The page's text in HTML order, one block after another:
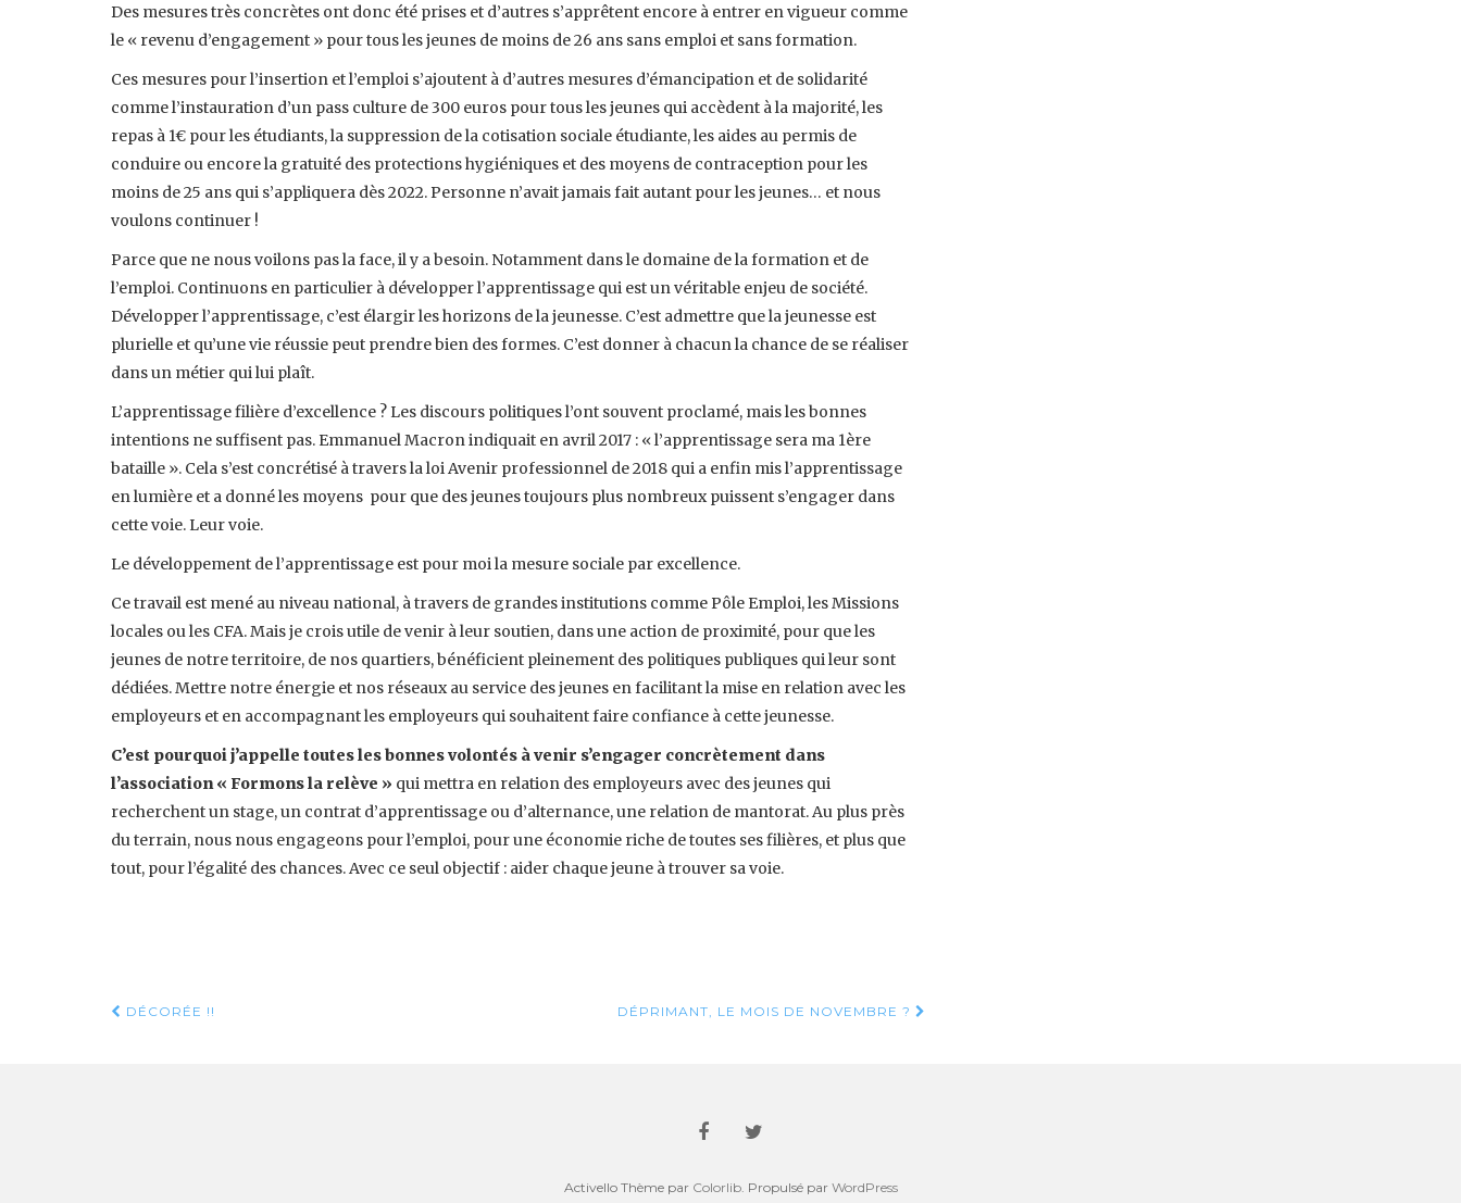
Des mesures très concrètes ont donc été prises et d’autres s’apprêtent encore à entrer en vigueur comme
le « revenu d’engagement » pour tous les jeunes de moins de 26 ans sans emploi et sans formation.
Ces mesures pour l’insertion et l’emploi s’ajoutent à d’autres mesures d’émancipation et de solidarité
comme l’instauration d’un pass culture de 300 euros pour tous les jeunes qui accèdent à la majorité, les
repas à 1€ pour les étudiants, la suppression de la cotisation sociale étudiante, les aides au permis de
conduire ou encore la gratuité des protections hygiéniques et des moyens de contraception pour les
moins de 25 ans qui s’appliquera dès 2022. Personne n’avait jamais fait autant pour les jeunes… et nous
voulons continuer !
Parce que ne nous voilons pas la face, il y a besoin. Notamment dans le domaine de la formation et de
l’emploi. Continuons en particulier à développer l’apprentissage qui est un véritable enjeu de société.
Développer l’apprentissage, c’est élargir les horizons de la jeunesse. C’est admettre que la jeunesse est
plurielle et qu’une vie réussie peut prendre bien des formes. C’est donner à chacun la chance de se réaliser
dans un métier qui lui plaît.
L’apprentissage filière d’excellence ? Les discours politiques l’ont souvent proclamé, mais les bonnes
intentions ne suffisent pas. Emmanuel Macron indiquait en avril 2017 : « l’apprentissage sera ma 1ère
bataille ». Cela s’est concrétisé à travers la loi Avenir professionnel de 2018 qui a enfin mis l’apprentissage
en lumière et a donné les moyens pour que des jeunes toujours plus nombreux puissent s’engager dans
cette voie. Leur voie.
Le développement de l’apprentissage est pour moi la mesure sociale par excellence.
Ce travail est mené au niveau national, à travers de grandes institutions comme Pôle Emploi, les Missions
locales ou les CFA. Mais je crois utile de venir à leur soutien, dans une action de proximité, pour que les
jeunes de notre territoire, de nos quartiers, bénéficient pleinement des politiques publiques qui leur sont
dédiées. Mettre notre énergie et nos réseaux au service des jeunes en facilitant la mise en relation avec les
employeurs et en accompagnant les employeurs qui souhaitent faire confiance à cette jeunesse.
C’est pourquoi j’appelle toutes les bonnes volontés à venir s’engager concrètement dans
l’association « Formons la relève » qui mettra en relation des employeurs avec des jeunes qui
recherchent un stage, un contrat d’apprentissage ou d’alternance, une relation de mantorat. Au plus près
du terrain, nous nous engageons pour l’emploi, pour une économie riche de toutes ses filières, et plus que
tout, pour l’égalité des chances. Avec ce seul objectif : aider chaque jeune à trouver sa voie.
Navigation d'article
DÉCORÉE !! DÉPRIMANT, LE MOIS DE NOVEMBRE ?
Activello Thème par Colorlib. Propulsé par WordPress